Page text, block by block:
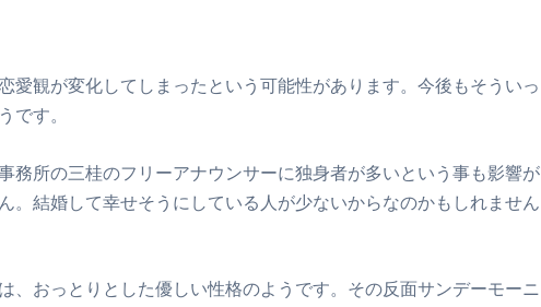
愛観が変化してしまったという可能性があります。今後もそういっ
です。
務所の三桂のフリーアナウンサーに独身者が多いという事も影響が
。結婚して幸せそうにしている人が少ないからなのかもしれません
、おっとりとした優しい性格のようです。その反面サンデーモーニ